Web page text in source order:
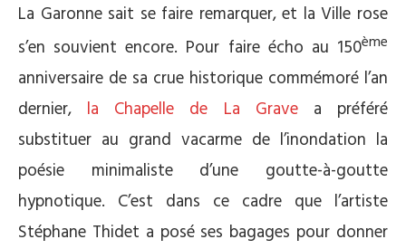
La Garonne sait se faire remarquer, et la Ville rose
s’en souvient encore. Pour faire écho au 150ème
anniversaire de sa crue historique commémoré l’an
dernier, la Chapelle de La Gravea préféré
substituer au grand vacarme de l’inondation la
poésie minimaliste d’une goutte-à-goutte
hypnotique. C’est dans ce cadre que l’artiste
Stéphane Thidet a posé ses bagages pour donner